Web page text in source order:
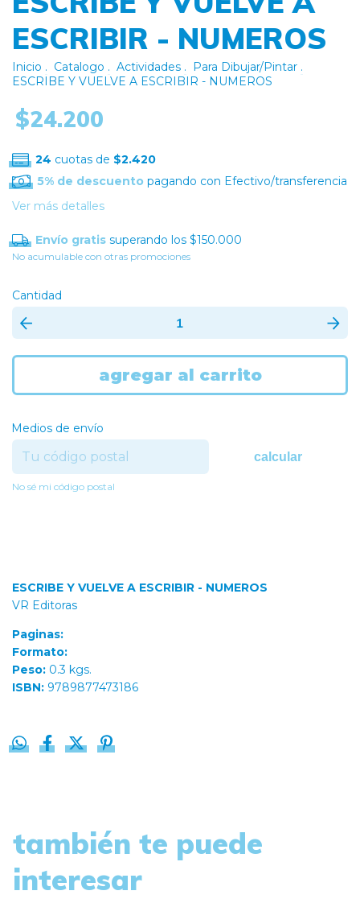
ESCRIBIR - NUMEROS
Inicio . Catalogo . Actividades . Para Dibujar/Pintar .
ESCRIBE Y VUELVE A ESCRIBIR - NUMEROS
$24.200
24 cuotas de $2.420
5% de descuento pagando con Efectivo/transferencia
Ver más detalles
Envío gratis superando los $150.000
No acumulable con otras promociones
Cantidad
Medios de envío
calcular
No sé mi código postal
ESCRIBE Y VUELVE A ESCRIBIR - NUMEROS
VR Editoras
Paginas:
Formato:
Peso: 0.3 kgs.
ISBN: 9789877473186
también te puede
interesar